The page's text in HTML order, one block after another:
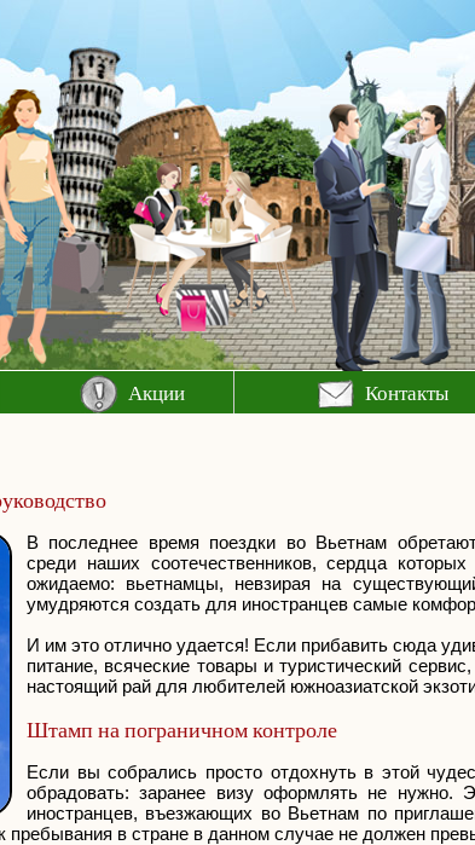
Акции Контакты
В последнее время поездки во Вьетнам
среди наших соотечественников, сердца
ожидаемо: вьетнамцы, невзирая на
умудряются создать для иностранцев самые
И им это отлично удается! Если прибавить сюда
питание, всяческие товары и туристический
настоящий рай для любителей южноазиатской
Штамп на пограничном контроле
Если вы собрались просто отдохнуть в этой
обрадовать: заранее визу оформлять не нужно.
иностранцев, въезжающих во Вьетнам по
в стране в данном случае не должен